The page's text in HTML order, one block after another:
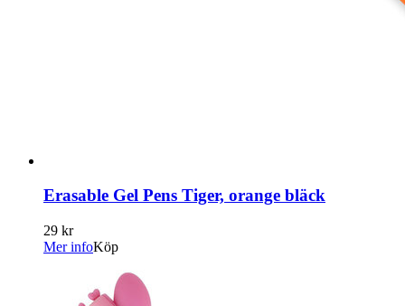
Erasable Gel Pens Tiger, orange bläck
29 kr
Mer infoKöp